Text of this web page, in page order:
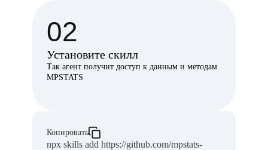
02
Установите скилл
Так агент получит доступ к данным и методам
MPSTATS
Копировать
npx skills add https://github.com/mpstats-